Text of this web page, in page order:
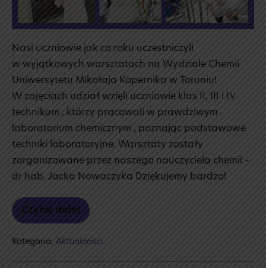
Nasi uczniowie jak co roku uczestniczyli
w wyjątkowych warsztatach na Wydziale Chemii
Uniwersytetu Mikołaja Kopernika w Toruniu!
W zajęciach udział wzięli uczniowie klas II, III i IV
technikum , którzy pracowali w prawdziwym
laboratorium chemicznym , poznając podstawowe
techniki laboratoryjne. Warsztaty zostały
zorganizowane przez naszego nauczyciela chemii –
dr hab. Jacka Nowaczyka Dziękujemy bardzo!
Czytaj dalej
⚗️
Warsztaty
na UMK
🧪
Kategoria: Aktualności